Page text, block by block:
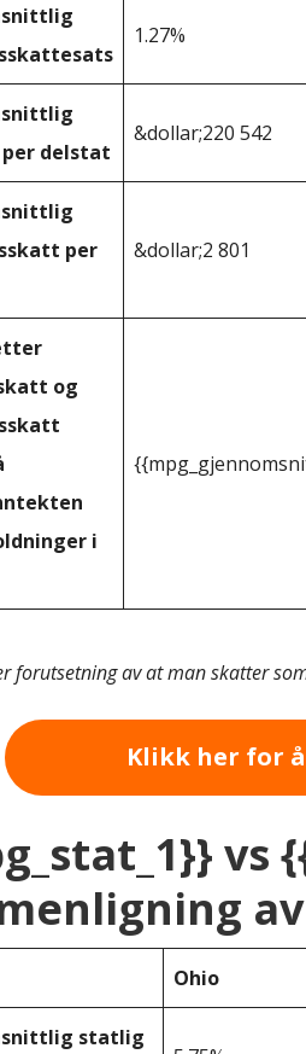
1.27%
delstat
&dollar;220 542
per
&dollar;2 801
og
i
forutsetning av at man skatter
Klikk her for
vs
Ohio
statlig